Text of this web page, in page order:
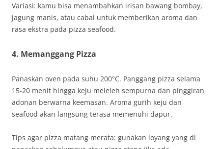
Variasi: kamu bisa menambahkan irisan bawang bombay,
jagung manis, atau cabai untuk memberikan aroma dan
rasa ekstra pada pizza seafood.
4. Memanggang Pizza
Panaskan oven pada suhu 200°C. Panggang pizza selama
15-20 menit hingga keju meleleh sempurna dan pinggiran
adonan berwarna keemasan. Aroma gurih keju dan
seafood akan langsung terasa memenuhi dapur.
Tips agar pizza matang merata: gunakan loyang yang di